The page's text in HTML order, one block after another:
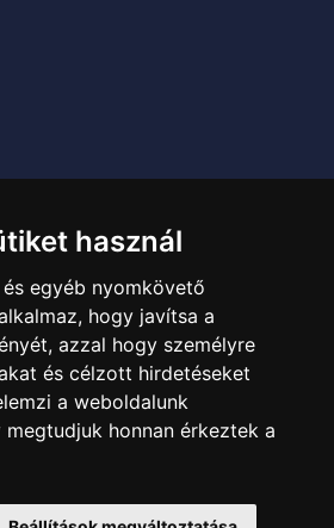
használ
egyéb nyomkövető
hogy javítsa a
azzal hogy személyre
és célzott hirdetéseket
a weboldalunk
honnan érkeztek a
király útja 24.